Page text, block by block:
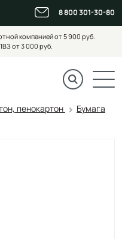
8 800 301-30-80
компанией от 5 900 руб.
от 3 000 руб.
пенокартон
Бумага